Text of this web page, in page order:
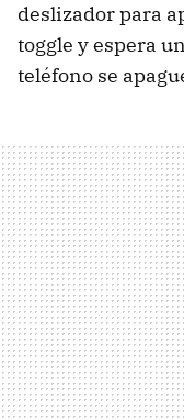
deslizador para
toggle y espera
teléfono se